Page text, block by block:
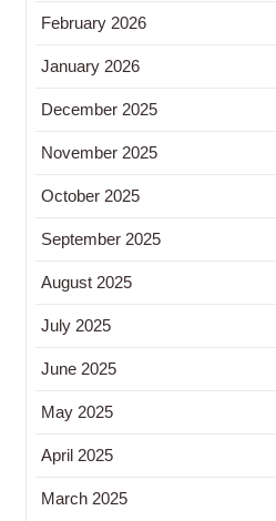
February 2026
January 2026
December 2025
November 2025
October 2025
September 2025
August 2025
July 2025
June 2025
May 2025
April 2025
March 2025